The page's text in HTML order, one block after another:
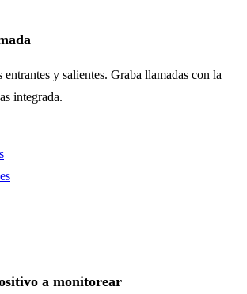
entrantes y salientes. Graba llamadas con la
integrada.
a monitorear